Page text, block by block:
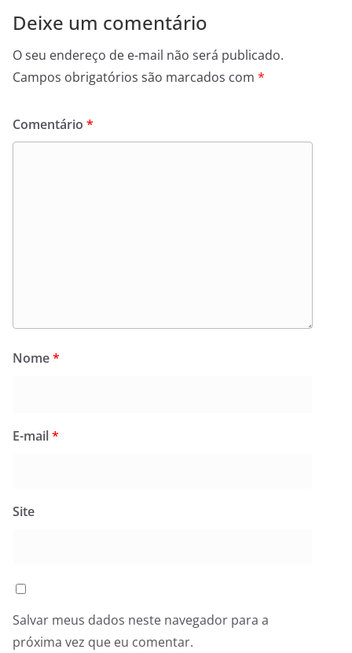
Deixe um comentário
O seu endereço de e-mail não será publicado.
Campos obrigatórios são marcados com *
Comentário *
Nome*
E-mail*
Site
Salvar meus dados neste navegador para a
próxima vez que eu comentar.